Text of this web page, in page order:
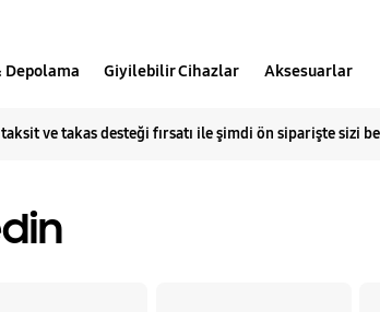
Depolama Giyilebilir Cihazlar Aksesuarlar
ve takas desteği fırsatı ile şimdi ön siparişte sizi